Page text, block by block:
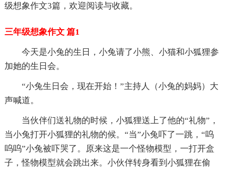
级想象作文3篇，欢迎阅读与收藏。
三年级想象作文 篇1
今天是小兔的生日，小兔请了小熊、小猫和小狐狸参
加她的生日会。
“小兔生日会，现在开始！”主持人（小兔的妈妈）大
声喊道。
当伙伴们送礼物的时候，小狐狸送上了他的“礼物”，
当小兔打开小狐狸的礼物的候。“当”小兔吓了一跳，“呜
呜呜”小兔被吓哭了。原来这是一个怪物模型，一打开盒
子，怪物模型就会跳出来。小伙伴转身看到小狐狸在偷